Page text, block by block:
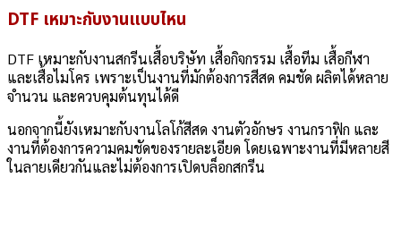
DTF เหมาะกับงานแบบไหน
DTF เหมาะกับงานสกรีนเสื้อบริษัท เสื้อกิจกรรม เสื้อทีม เสื้อกีฬา
และเสื้อไมโคร เพราะเป็นงานที่มักต้องการสีสด คมชัด ผลิตได้หลาย
จำนวน และควบคุมต้นทุนได้ดี
นอกจากนี้ยังเหมาะกับงานโลโก้สีสด งานตัวอักษร งานกราฟิก และ
งานที่ต้องการความคมชัดของรายละเอียด โดยเฉพาะงานที่มีหลายสี
ในลายเดียวกันและไม่ต้องการเปิดบล็อกสกรีน